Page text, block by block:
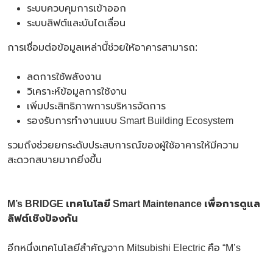
ระบบควบคุมการเข้าออก
ระบบลิฟต์และบันไดเลื่อน
การเชื่อมต่อข้อมูลเหล่านี้ช่วยให้อาคารสามารถ:
ลดการใช้พลังงาน
วิเคราะห์ข้อมูลการใช้งาน
เพิ่มประสิทธิภาพการบริหารจัดการ
รองรับการทำงานแบบ Smart Building Ecosystem
รวมถึงช่วยยกระดับประสบการณ์ของผู้ใช้อาคารให้มีความ
สะดวกสบายมากยิ่งขึ้น
M’s BRIDGE เทคโนโลยี Smart Maintenance เพื่อการดูแล
ลิฟต์เชิงป้องกัน
อีกหนึ่งเทคโนโลยีสำคัญจาก Mitsubishi Electric คือ “M’s